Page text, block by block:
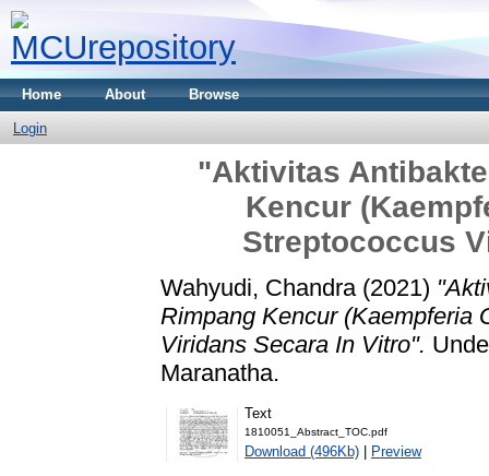
Home About Browse
Login
"Aktivitas
Kencur
Streptococcus
Wahyudi, Chandra (2021)
Rimpang Kencur (Kaempferia
Viridans Secara In Vitro".
Maranatha.
Text
1810051_Abstract_TOC.pdf
Download (496Kb) | Preview